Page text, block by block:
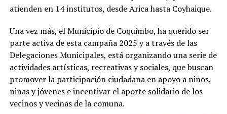
atienden en 14 institutos, desde Arica hasta Coyhaique.
Una vez más, el Municipio de Coquimbo, ha querido ser
parte activa de esta campaña 2025 y a través de las
Delegaciones Municipales, está organizando una serie de
actividades artísticas, recreativas y sociales, que buscan
promover la participación ciudadana en apoyo a niños,
niñas y jóvenes e incentivar el aporte solidario de los
vecinos y vecinas de la comuna.